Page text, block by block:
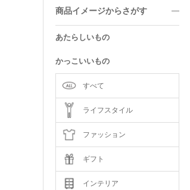
商品イメージからさがす
あたらしいもの
かっこいいもの
すべて
ライフスタイル
ファッション
ギフト
インテリア